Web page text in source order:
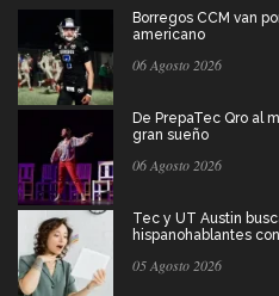
Borregos CCM van
americano
06 Agosto 2026
De PrepaTec Qro al
gran sueño
06 Agosto 2026
Tec y UT Austin
hispanohablantes
05 Agosto 2026